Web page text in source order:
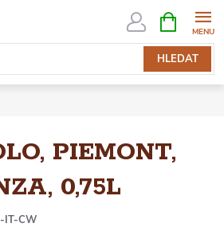
HLEDAT
NÁKUPNÍ
KOŠÍK
PIEMONT,
0,75L
IT-CW